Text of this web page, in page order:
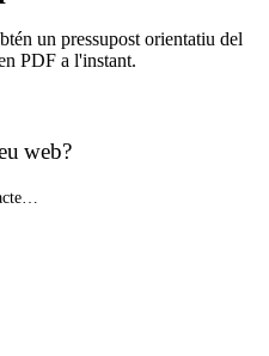
un pressupost orientatiu del
PDF a l'instant.
web?